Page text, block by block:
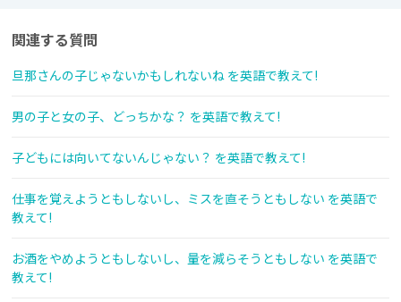
関連する質問
旦那さんの子じゃないかもしれないね を英語で教えて!
男の子と女の子、どっちかな？ を英語で教えて!
子どもには向いてないんじゃない？ を英語で教えて!
仕事を覚えようともしないし、ミスを直そうともしない を英語で
教えて!
お酒をやめようともしないし、量を減らそうともしない を英語で
教えて!